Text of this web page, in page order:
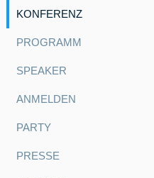
KONFERENZ
PROGRAMM
SPEAKER
ANMELDEN
PARTY
PRESSE